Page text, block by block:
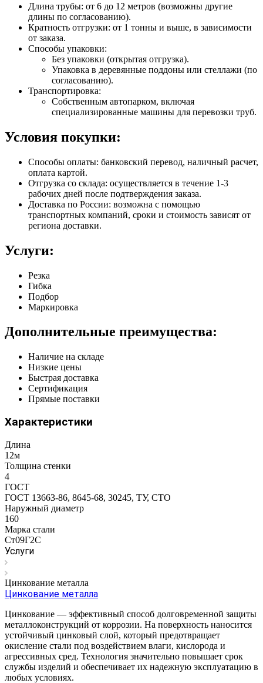
Длина трубы: от 6 до 12 метров (возможны другие
длины по согласованию).
Кратность отгрузки: от 1 тонны и выше, в зависимости
от заказа.
Способы упаковки:
Без упаковки (открытая отгрузка).
Упаковка в деревянные поддоны или стеллажи (по
согласованию).
Транспортировка:
Собственным автопарком, включая
специализированные машины для перевозки труб.
Условия покупки:
Способы оплаты: банковский перевод, наличный расчет,
оплата картой.
Отгрузка со склада: осуществляется в течение 1-3
рабочих дней после подтверждения заказа.
Доставка по России: возможна с помощью
транспортных компаний, сроки и стоимость зависят от
региона доставки.
Услуги:
Резка
Гибка
Подбор
Маркировка
Дополнительные преимущества:
Наличие на складе
Низкие цены
Быстрая доставка
Сертификация
Прямые поставки
Характеристики
Длина
12м
Толщина стенки
4
ГОСТ
ГОСТ 13663-86, 8645-68, 30245, ТУ, СТО
Наружный диаметр
160
Марка стали
Ст09Г2С
Услуги
Цинкование металла
Цинкование металла
Цинкование — эффективный способ долговременной защиты
металлоконструкций от коррозии. На поверхность наносится
устойчивый цинковый слой, который предотвращает
окисление стали под воздействием влаги, кислорода и
агрессивных сред. Технология значительно повышает срок
службы изделий и обеспечивает их надежную эксплуатацию в
любых условиях.